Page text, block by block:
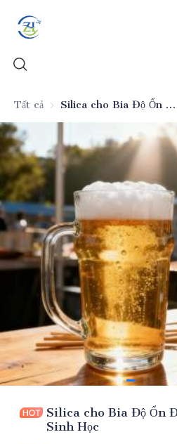
Tất cả Silica cho Bia Độ Ổn Định Phi Sinh Học
Silica cho Bia Độ Ổn
Sinh Học
Trang chủ
Sản phẩm
Tin tức
Tất cả Silica
Về Chúng Tôi